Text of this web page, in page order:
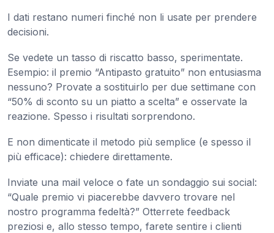
I dati restano numeri finché non li usate per prendere
decisioni.
Se vedete un tasso di riscatto basso, sperimentate.
Esempio: il premio “Antipasto gratuito” non entusiasma
nessuno? Provate a sostituirlo per due settimane con
“50% di sconto su un piatto a scelta” e osservate la
reazione. Spesso i risultati sorprendono.
E non dimenticate il metodo più semplice (e spesso il
più efficace): chiedere direttamente.
Inviate una mail veloce o fate un sondaggio sui social:
“Quale premio vi piacerebbe davvero trovare nel
nostro programma fedeltà?” Otterrete feedback
preziosi e, allo stesso tempo, farete sentire i clienti